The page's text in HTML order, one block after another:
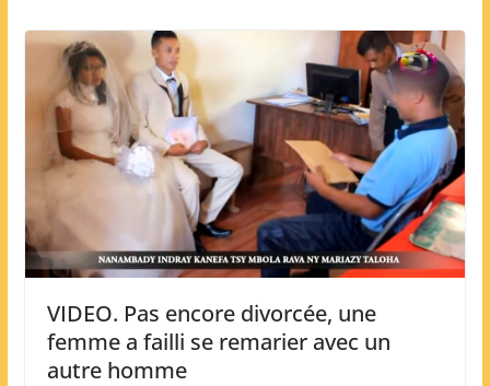
VIDEO. Pas encore divorcée, une
femme a failli se remarier avec un
autre homme